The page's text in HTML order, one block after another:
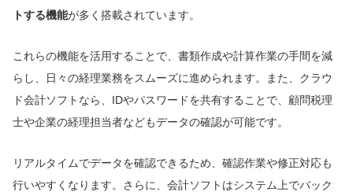
トする機能が多く搭載されています。
これらの機能を活用することで、書類作成や計算作業の手間を減
らし、日々の経理業務をスムーズに進められます。また、クラウ
ド会計ソフトなら、IDやパスワードを共有することで、顧問税理
士や企業の経理担当者などもデータの確認が可能です。
リアルタイムでデータを確認できるため、確認作業や修正対応も
行いやすくなります。さらに、会計ソフトはシステム上でバック